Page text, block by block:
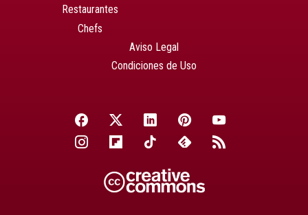
Restaurantes
Chefs
Aviso Legal
Condiciones de Uso